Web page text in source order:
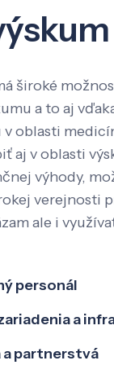
široké
a to aj
oblasti
aj v oblasti
výhody,
verejnosti
ale i
personál
a
a partnerstvá